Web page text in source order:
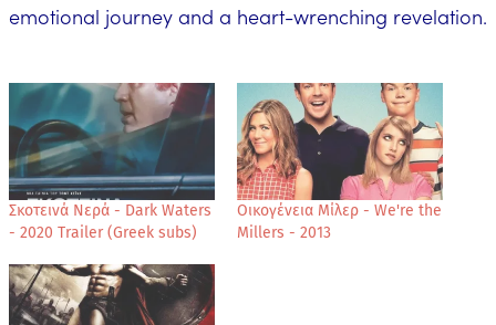
emotional journey and a heart-wrenching revelation.
Σκοτεινά Νερά - Dark Waters
- 2020 Trailer (Greek subs)
Οικογένεια Μίλερ - We're the
Millers - 2013